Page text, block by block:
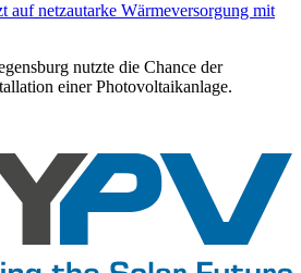
auf netzautarke Wärmeversorgung mit
nutzte die Chance der
einer Photovoltaikanlage.